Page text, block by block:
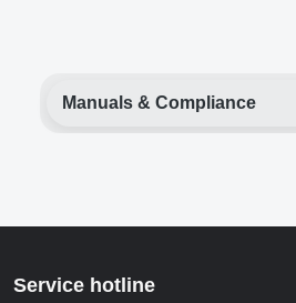
Manuals & Compliance
Service hotline